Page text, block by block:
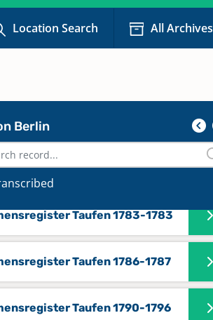
Location Search All Archives
Berlin
Taufen 1767-1767
Taufen 1776-1778
Taufen 1780-1780
Taufen 1783-1783
Taufen 1786-1787
Taufen 1790-1796